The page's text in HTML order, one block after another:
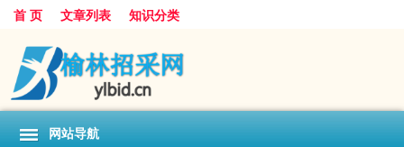
首 页 文章列表 知识分类
网站导航